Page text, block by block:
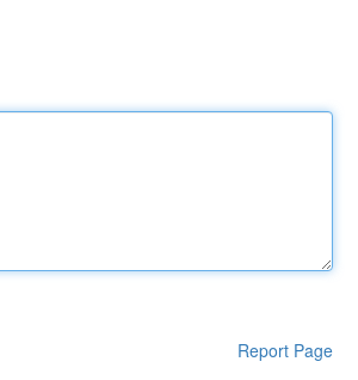
Report Page